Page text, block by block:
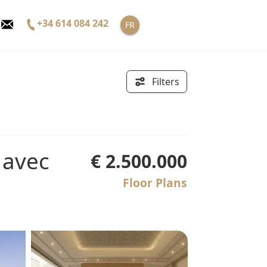
+34 614 084 242 FR
Filters
€ 2.500.000
Floor Plans